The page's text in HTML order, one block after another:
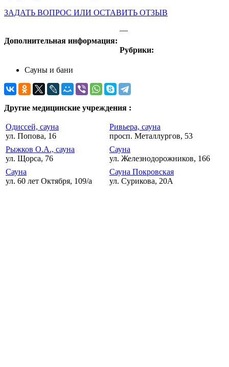
ЗАДАТЬ ВОПРОС ИЛИ ОСТАВИТЬ ОТЗЫВ
Дополнительная информация:
—
Рубрики:
Сауны и бани
Другие медицинские учреждения :
Одиссей, сауна
ул. Попова, 16
Ривьера, сауна
просп. Металлургов, 53
Рыжков О.А., сауна
ул. Щорса, 76
Сауна
ул. Железнодорожников, 166
Сауна
ул. 60 лет Октября, 109/а
Сауна Покровская
ул. Сурикова, 20А